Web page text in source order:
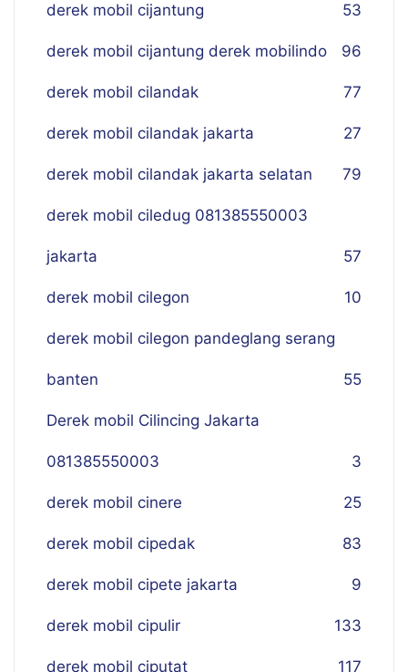
derek mobil cijantung 53
derek mobil cijantung derek mobilindo 96
derek mobil cilandak 77
derek mobil cilandak jakarta 27
derek mobil cilandak jakarta selatan 79
derek mobil ciledug 081385550003
jakarta 57
derek mobil cilegon 10
derek mobil cilegon pandeglang serang
banten 55
Derek mobil Cilincing Jakarta
081385550003 3
derek mobil cinere 25
derek mobil cipedak 83
derek mobil cipete jakarta 9
derek mobil cipulir 133
derek mobil ciputat 117